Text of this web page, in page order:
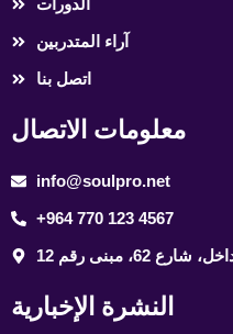
الدورات
آراء المتدربين
اتصل بنا
معلومات الاتصال
info@soulpro.net
+964 770 123 4567
62، مبنى رقم 12
النشرة الإخبارية